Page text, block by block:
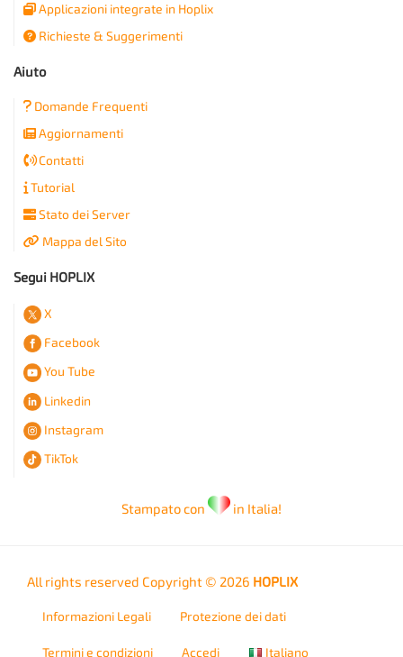
Applicazioni integrate in Hoplix
Richieste & Suggerimenti
Aiuto
Domande Frequenti
Aggiornamenti
Contatti
Tutorial
Stato dei Server
Mappa del Sito
Segui HOPLIX
X
Facebook
You Tube
Linkedin
Instagram
TikTok
Stampato con in Italia!
All rights reserved Copyright © 2026 HOPLIX
Informazioni Legali Protezione dei dati
Termini e condizioni Accedi Italiano